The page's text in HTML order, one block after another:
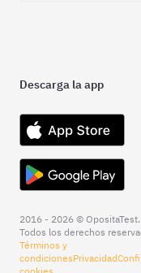
Descarga la app
2016 - 2026 © OpositaTest.
Todos los derechos
Términos y
condicionesPrivacidad